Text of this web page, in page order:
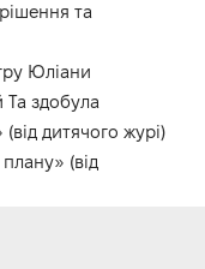
та
Юліани
здобула
дитячого журі)
(від